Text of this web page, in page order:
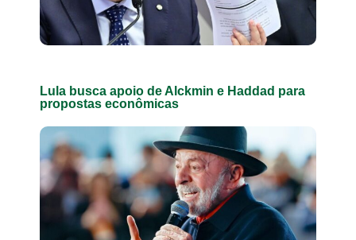
Lula busca apoio de Alckmin e Haddad para
propostas econômicas